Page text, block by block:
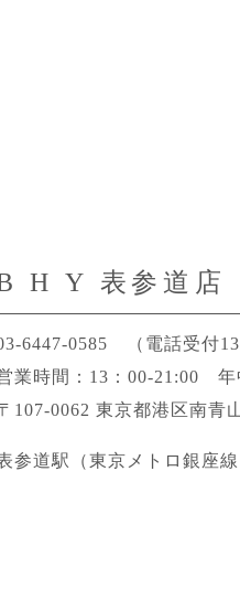
H Y 表参道店
6447-0585 （電話受付13
業時間：13：00-21:00
107-0062 東京都港区南青
参道駅（東京メトロ銀座